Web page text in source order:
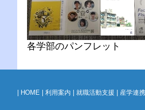
各学部のパンフレット
HOME 利用案内 就職活動支援 産学連携